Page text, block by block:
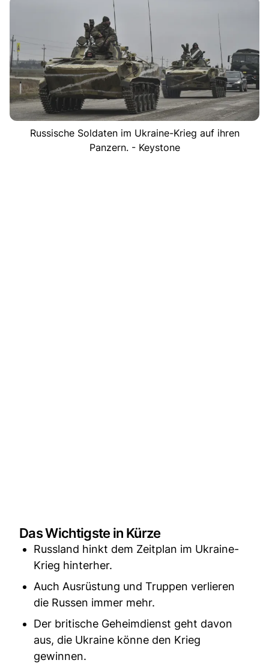
Russische Soldaten im Ukraine-Krieg auf ihren
Panzern. - Keystone
Das Wichtigste in Kürze
Russland hinkt dem Zeitplan im Ukraine-
Krieg hinterher.
Auch Ausrüstung und Truppen verlieren
die Russen immer mehr.
Der britische Geheimdienst geht davon
aus, die Ukraine könne den Krieg
gewinnen.